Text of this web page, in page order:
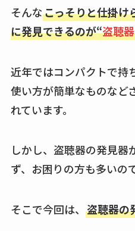
そんなこっそりと仕掛け
に発見できるのが“盗聴
近年ではコンパクトで持
使い方が簡単なものなど
れています。
しかし、盗聴器の発見器
ず、お困りの方も多いの
そこで今回は、 盗聴器の